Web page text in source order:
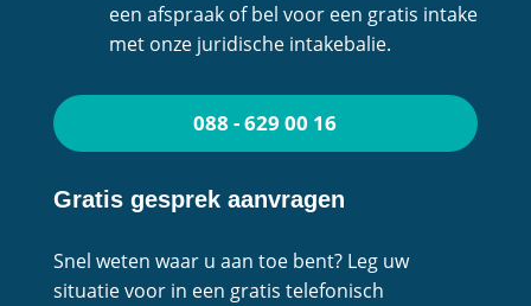
een afspraak of bel voor een gratis intake
met onze juridische intakebalie.
088 - 629 00 16
Gratis gesprek aanvragen
Snel weten waar u aan toe bent? Leg uw
situatie voor in een gratis telefonisch